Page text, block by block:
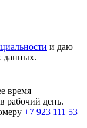
и даю
данных.
время
рабочий день.
+7 923 111 53